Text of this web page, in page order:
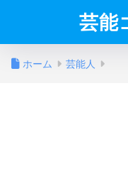
芸能
ホーム 芸能人